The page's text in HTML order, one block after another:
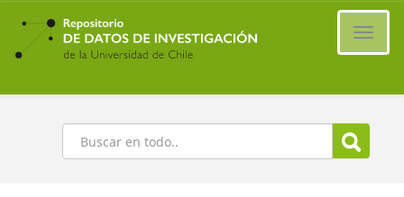
Ir
contenido
principal
Buscar